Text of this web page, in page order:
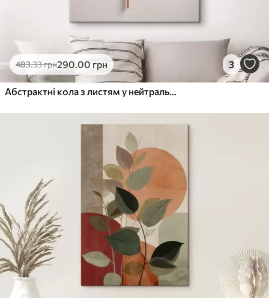
483.33грн290.00 грн 3
Абстрактні кола з листям у нейтральних тонах